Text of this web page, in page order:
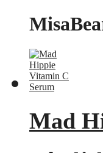
Mad